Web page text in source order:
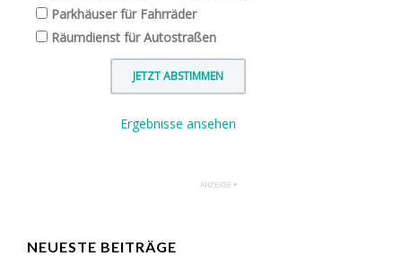
Parkhäuser für Fahrräder
Räumdienst für Autostraßen
Ergebnisse ansehen
NEUESTE BEITRÄGE